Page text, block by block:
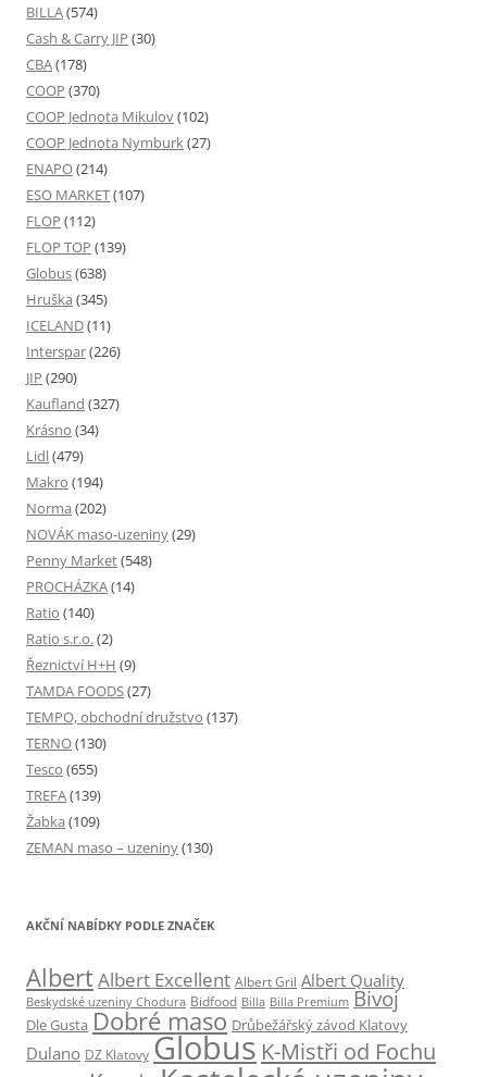
BILLA(574)
Cash & Carry JIP (30)
CBA(178)
COOP (370)
COOP Jednota Mikulov(102)
COOP Jednota Nymburk(27)
ENAPO(214)
ESO MARKET(107)
FLOP (112)
FLOP TOP (139)
Globus(638)
Hruška (345)
ICELAND(11)
Interspar(226)
JIP (290)
Kaufland (327)
Krásno (34)
Lidl(479)
Makro (194)
Norma (202)
NOVÁK maso-uzeniny(29)
Penny Market(548)
PROCHÁZKA(14)
Ratio (140)
Ratio s.r.o.(2)
Řeznictví H+H (9)
TAMDA FOODS(27)
TEMPO, obchodní družstvo (137)
TERNO(130)
Tesco (655)
TREFA(139)
Žabka (109)
ZEMAN maso – uzeniny(130)
AKČNÍ NABÍDKY PODLE ZNAČEK
AlbertAlbert Excellent Albert Gril Albert Quality
Beskydské uzeniny Chodura Bidfood Billa Billa Premium Bivoj
Dle Gusta Dobré maso Drůbežářský závod Klatovy
Dulano DZ Klatovy Globus K-Mistři od Fochu